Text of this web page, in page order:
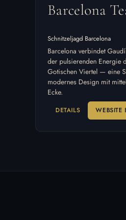
Barcelona
Schnitzeljagd Barcelona
Barcelona verbindet
der pulsierenden Energie
Gotischen Viertel — eine
modernes Design mit
Ecke.
DETAILS WEBSITE